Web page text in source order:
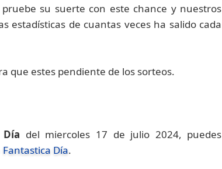
su suerte con este chance y nuestros
estadísticas de cuantas veces ha salido cada
que estes pendiente de los sorteos.
del miercoles 17 de julio 2024, puedes
Fantastica Día.